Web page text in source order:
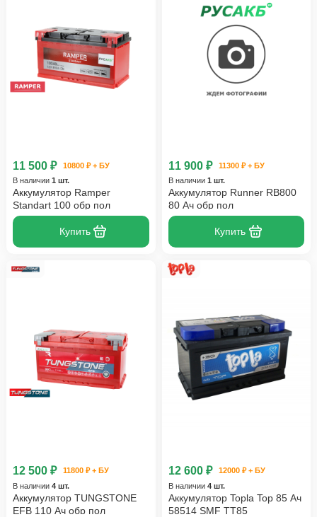
11 500 ₽
10800 ₽ + БУ
В наличии 1 шт.
Аккумулятор Ramper
Standart 100 обр пол
Купить
11 900 ₽
11300 ₽ + БУ
В наличии 1 шт.
Аккумулятор Runner RB800
80 Ач обр пол
Купить
12 500 ₽
11800 ₽ + БУ
В наличии 4 шт.
Аккумулятор TUNGSTONE
EFB 110 Ач обр пол
12 600 ₽
12000 ₽ + БУ
В наличии 4 шт.
Аккумулятор Topla Top 85 Ач
58514 SMF TT85